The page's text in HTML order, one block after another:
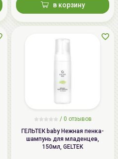
в корзину
/ 0 отзывов
ГЕЛЬТЕК baby Нежная пенка-
шампунь для младенцев,
150мл, GELTEK